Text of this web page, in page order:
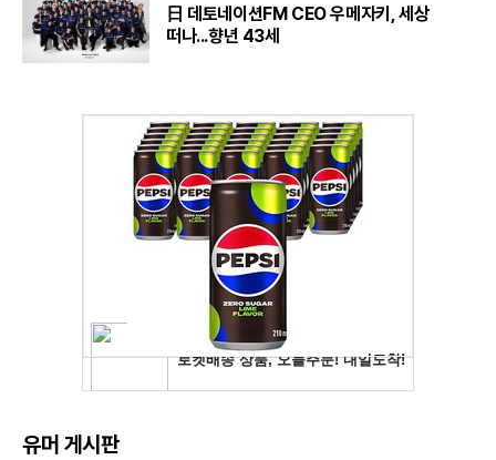
日 데토네이션FM CEO 우메자키, 세상
떠나...향년 43세
유머 게시판